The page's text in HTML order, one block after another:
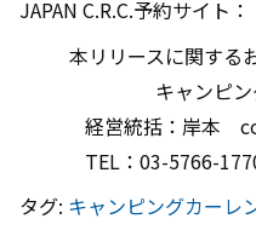
JAPAN C.R.C.予約サイト：
本リリースに関する
キャンピ
経営統括：岸本
TEL：03-5766-
タグ: キャンピングカーレ